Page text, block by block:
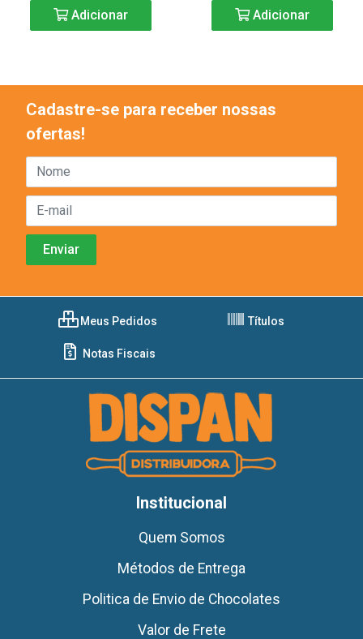
Adicionar Adicionar
Cadastre-se para receber nossas
ofertas!
Meus Pedidos Títulos
Notas Fiscais
Institucional
Quem Somos
Métodos de Entrega
Politica de Envio de Chocolates
Valor de Frete